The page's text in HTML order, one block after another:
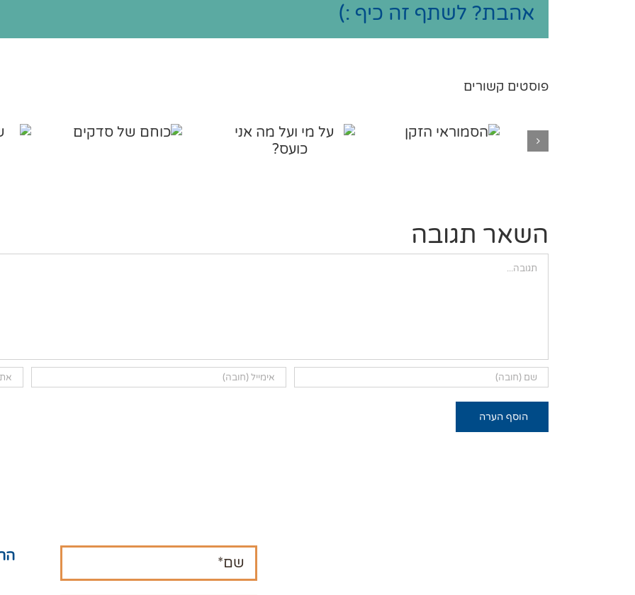
אהבת? לשתף זה כיף :)
פוסטים קשורים
הסמוראי
על מי ועל מה אני
כועס?
השאר תגובה
הערה